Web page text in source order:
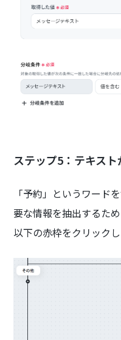
ステップ5：テキス
「予約」というワード
要な情報を抽出するた
以下の赤枠をクリックし